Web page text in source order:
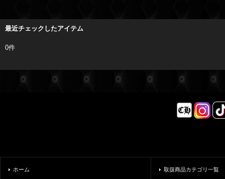
最近チェックしたアイテム
0件
ホーム 取扱商品カテゴリ一覧